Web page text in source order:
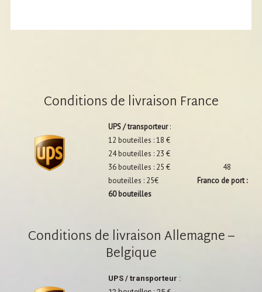
Conditions de livraison France
UPS / transporteur:
12 bouteilles : 18 €
24 bouteilles : 23 €
36 bouteilles : 25 € 48
bouteilles : 25€
Franco de port :
60 bouteilles
Conditions de livraison Allemagne –
Belgique
UPS / transporteur :